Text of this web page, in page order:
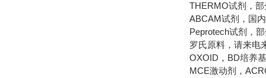
THERMO试剂，
ABCAM试剂，国
Peprotech试剂，
罗氏原料，请来电
OXOID，BD培养
MCE激动剂，